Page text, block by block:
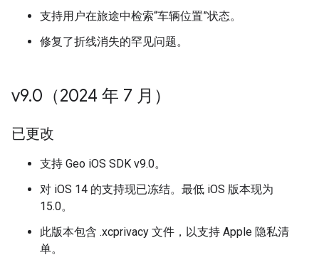
支持用户在旅途中检索“车辆位置”状态。
修复了折线消失的罕见问题。
v9.0（2024 年 7 月）
已更改
支持 Geo iOS SDK v9.0。
对 iOS 14 的支持现已冻结。最低 iOS 版本现为
15.0。
此版本包含 .xcprivacy 文件，以支持 Apple 隐私清
单。